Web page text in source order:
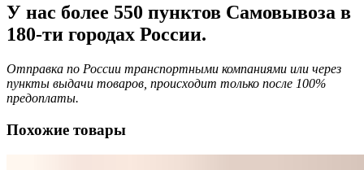
У нас более 550 пунктов Самовывоза в
180-ти городах России.
Отправка по России транспортными компаниями или через
пункты выдачи товаров, происходит только после 100%
предоплаты.
Похожие товары